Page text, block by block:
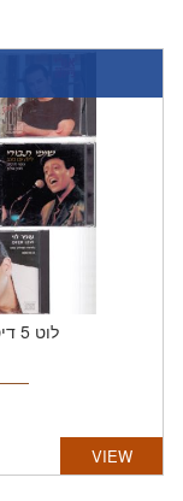
לוט 5 דיסקים מזרחיים
VIEW